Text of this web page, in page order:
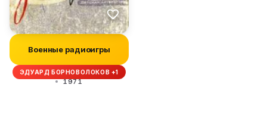
Военные радиоигры
ЭДУАРД БОРНОВОЛОКОВ +1
1971